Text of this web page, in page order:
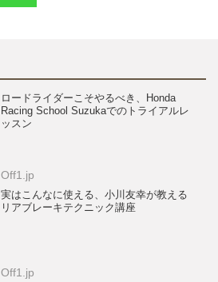
ロードライダーこそやるべき、Honda
Racing School Suzukaでのトライアルレ
ッスン
Off1.jp
実はこんなに使える、小川友幸が教える
リアブレーキテクニック講座
Off1.jp